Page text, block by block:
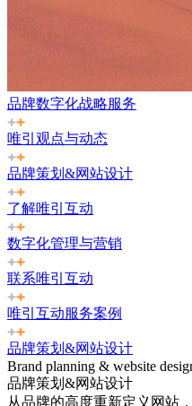
品牌数字化战略服务
唯引观点与动态
品牌策划&网站设计
了解唯引互动
数字化管理与营销
联系唯引互动
唯引互动服务案例
品牌策划&网站设计
Brand planning & website
品牌策划&网站设计
从品牌的高度重新定义网站